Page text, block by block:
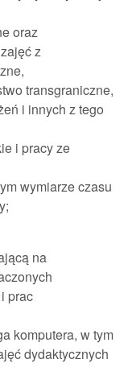
oraz
z
transgraniczne,
i innych z tego
i pracy ze
wymiarze czasu
na
prac
komputera, w tym
dydaktycznych